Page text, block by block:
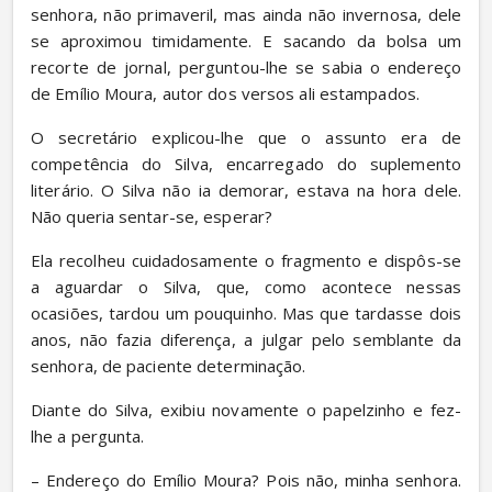
senhora, não primaveril, mas ainda não invernosa, dele
se aproximou timidamente. E sacando da bolsa um
recorte de jornal, perguntou-lhe se sabia o endereço
de Emílio Moura, autor dos versos ali estampados.
O secretário explicou-lhe que o assunto era de
competência do Silva, encarregado do suplemento
literário. O Silva não ia demorar, estava na hora dele.
Não queria sentar-se, esperar?
Ela recolheu cuidadosamente o fragmento e dispôs-se
a aguardar o Silva, que, como acontece nessas
ocasiões, tardou um pouquinho. Mas que tardasse dois
anos, não fazia diferença, a julgar pelo semblante da
senhora, de paciente determinação.
Diante do Silva, exibiu novamente o papelzinho e fez-
lhe a pergunta.
– Endereço do Emílio Moura? Pois não, minha senhora.